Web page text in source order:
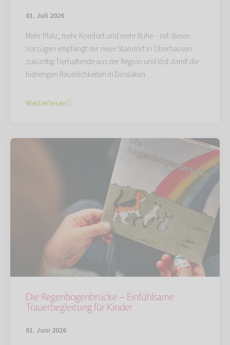
01. Juli 2026
Mehr Platz, mehr Komfort und mehr Ruhe – mit diesen
Vorzügen empfängt der neue Standort in Oberhausen
zukünftig Tierhaltende aus der Region und löst damit die
bisherigen Räumlichkeiten in Dinslaken…
Weiterlesen
Die Regenbogenbrücke – Einfühlsame
Trauerbegleitung für Kinder
01. Juni 2026